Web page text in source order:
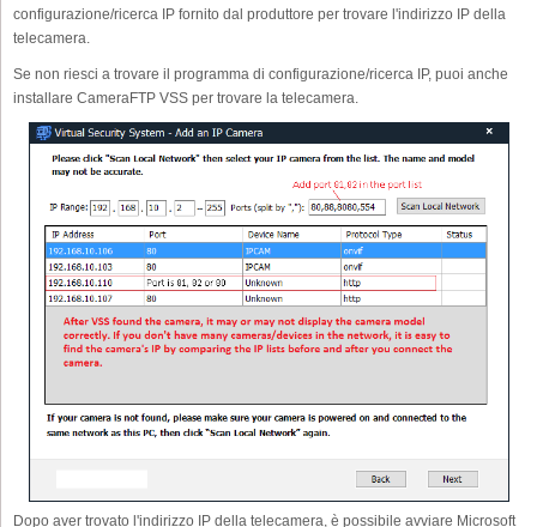
configurazione/ricerca IP fornito dal produttore per trovare l'indirizzo IP della
telecamera.
Se non riesci a trovare il programma di configurazione/ricerca IP, puoi anche
installare CameraFTP VSS per trovare la telecamera.
Dopo aver trovato l'indirizzo IP della telecamera, è possibile avviare Microsoft